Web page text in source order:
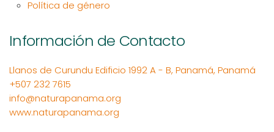
Política de género
Información de Contacto
Llanos de Curundu Edificio 1992 A - B, Panamá, Panamá
+507 232 7615
info@naturapanama.org
www.naturapanama.org